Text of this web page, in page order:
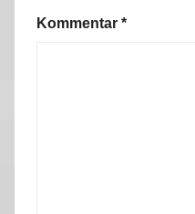
Kommentar *